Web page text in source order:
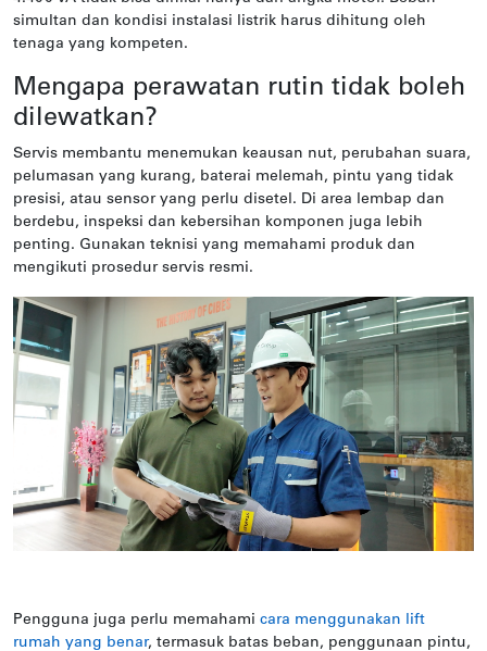
simultan dan kondisi instalasi listrik harus dihitung oleh
tenaga yang kompeten.
Mengapa perawatan rutin tidak boleh
dilewatkan?
Servis membantu menemukan keausan nut, perubahan suara,
pelumasan yang kurang, baterai melemah, pintu yang tidak
presisi, atau sensor yang perlu disetel. Di area lembap dan
berdebu, inspeksi dan kebersihan komponen juga lebih
penting. Gunakan teknisi yang memahami produk dan
mengikuti prosedur servis resmi.
Pengguna juga perlu memahami cara menggunakan lift
rumah yang benar, termasuk batas beban, penggunaan pintu,